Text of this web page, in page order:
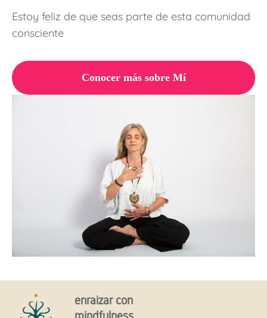
Estoy feliz de que seas parte de esta comunidad
consciente
Conocer más sobre Mí
enraizar con